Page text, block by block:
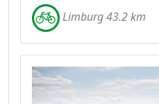
Limburg 43.2 km